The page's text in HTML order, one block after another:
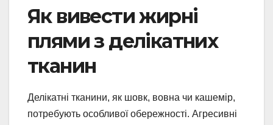
Як вивести жирні
плями з делікатних
тканин
Делікатні тканини, як шовк, вовна чи кашемір,
потребують особливої обережності. Агресивні